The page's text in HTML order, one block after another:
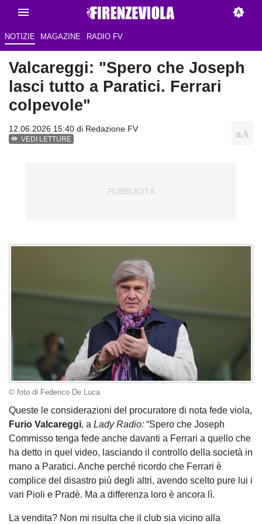
NOTIZIE MAGAZINE RADIO FV
Valcareggi: "Spero che Joseph
lasci tutto a Paratici. Ferrari
colpevole"
12.06.2026 15:40 di Redazione FV
VEDI LETTURE
© foto di Federico De Luca
Queste le considerazioni del procuratore di nota fede viola,
Furio Valcareggi, a Lady Radio: “Spero che Joseph
Commisso tenga fede anche davanti a Ferrari a quello che
ha detto in quel video, lasciando il controllo della società in
mano a Paratici. Anche perché ricordo che Ferrari è
complice del disastro più degli altri, avendo scelto pure lui i
vari Pioli e Pradè. Ma a differenza loro è ancora lì.
La vendita? Non mi risulta che il club sia vicino alla